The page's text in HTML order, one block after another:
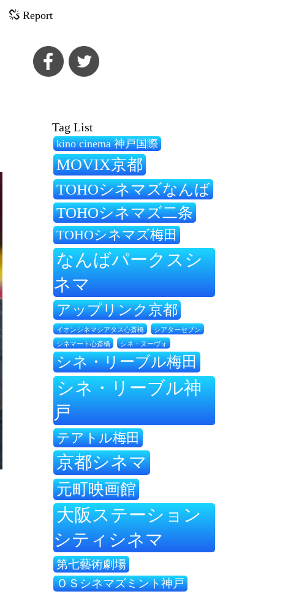
Report
Tag List
kino cinema 神戸国際
MOVIX京都
TOHOシネマズなんば
TOHOシネマズ二条
TOHOシネマズ梅田
なんばパークスシ
ネマ
アップリンク京都
イオンシネマシアタス心斎橋 シアターセブン
シネマート心斎橋 シネ・ヌーヴォ
シネ・リーブル梅田
シネ・リーブル神
戸
テアトル梅田
京都シネマ
元町映画館
大阪ステーション
シティシネマ
第七藝術劇場
ＯＳシネマズミント神戸